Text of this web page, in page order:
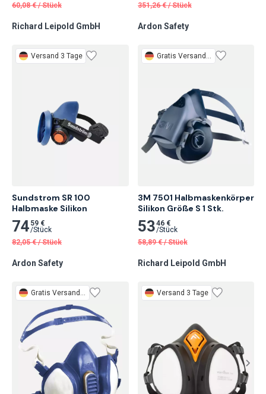
60,08 € /Stück
Richard Leipold GmbH
351,26 € /Stück
Ardon Safety
Versand 3 Tage
Sundstrom SR 100
Halbmaske Silikon
74 59 €
/Stück
82,05 € /Stück
Ardon Safety
Gratis Versand 2 Tage
3M 7501 Halbmaskenkörper
Silikon Größe S 1 Stk.
5346 €
/Stück
58,89 € /Stück
Richard Leipold GmbH
Gratis Versand 2 Tage Versand 3 Tage